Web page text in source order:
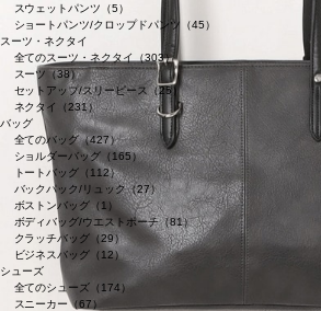
スウェットパンツ（5）
ショートパンツ/クロップドパンツ（45）
スーツ・ネクタイ
全てのスーツ・ネクタイ（303）
スーツ（38）
セットアップ/スリーピース（25）
ネクタイ（231）
バッグ
全てのバッグ（427）
ショルダーバッグ（165）
トートバッグ（112）
バックパック/リュック（27）
ボストンバッグ（1）
ボディバッグ/ウエストポーチ（81）
クラッチバッグ（29）
ビジネスバッグ（12）
シューズ
全てのシューズ（174）
スニーカー（67）